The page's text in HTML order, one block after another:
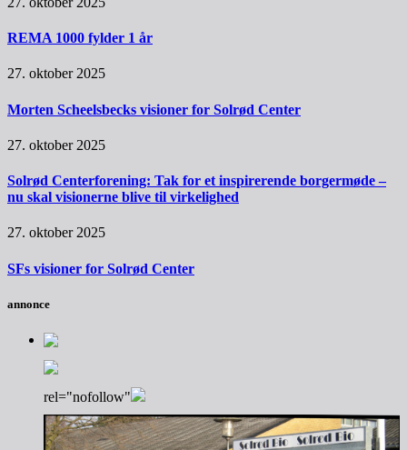
REMA 1000 fylder 1 år
27. oktober 2025
Morten Scheelsbecks visioner for Solrød Center
27. oktober 2025
Solrød Centerforening: Tak for et inspirerende borgermøde –
nu skal visionerne blive til virkelighed
27. oktober 2025
SFs visioner for Solrød Center
annonce
rel="nofollow"